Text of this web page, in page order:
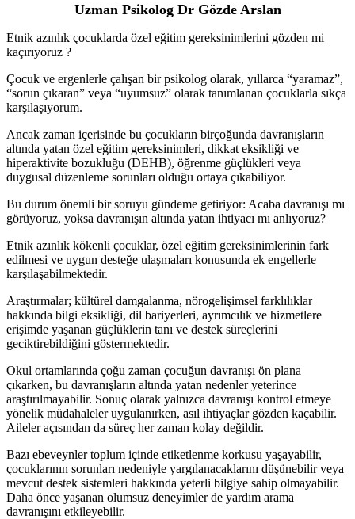
Uzman Psikolog Dr Gözde Arslan
Etnik azınlık çocuklarda özel eğitim gereksinimlerini gözden mi
kaçırıyoruz ?
Çocuk ve ergenlerle çalışan bir psikolog olarak, yıllarca “yaramaz”,
“sorun çıkaran” veya “uyumsuz” olarak tanımlanan çocuklarla sıkça
karşılaşıyorum.
Ancak zaman içerisinde bu çocukların birçoğunda davranışların
altında yatan özel eğitim gereksinimleri, dikkat eksikliği ve
hiperaktivite bozukluğu (DEHB), öğrenme güçlükleri veya
duygusal düzenleme sorunları olduğu ortaya çıkabiliyor.
Bu durum önemli bir soruyu gündeme getiriyor: Acaba davranışı mı
görüyoruz, yoksa davranışın altında yatan ihtiyacı mı anlıyoruz?
Etnik azınlık kökenli çocuklar, özel eğitim gereksinimlerinin fark
edilmesi ve uygun desteğe ulaşmaları konusunda ek engellerle
karşılaşabilmektedir.
Araştırmalar; kültürel damgalanma, nörogelişimsel farklılıklar
hakkında bilgi eksikliği, dil bariyerleri, ayrımcılık ve hizmetlere
erişimde yaşanan güçlüklerin tanı ve destek süreçlerini
geciktirebildiğini göstermektedir.
Okul ortamlarında çoğu zaman çocuğun davranışı ön plana
çıkarken, bu davranışların altında yatan nedenler yeterince
araştırılmayabilir. Sonuç olarak yalnızca davranışı kontrol etmeye
yönelik müdahaleler uygulanırken, asıl ihtiyaçlar gözden kaçabilir.
Aileler açısından da süreç her zaman kolay değildir.
Bazı ebeveynler toplum içinde etiketlenme korkusu yaşayabilir,
çocuklarının sorunları nedeniyle yargılanacaklarını düşünebilir veya
mevcut destek sistemleri hakkında yeterli bilgiye sahip olmayabilir.
Daha önce yaşanan olumsuz deneyimler de yardım arama
davranışını etkileyebilir.